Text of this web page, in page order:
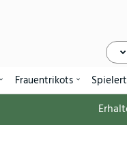
Frauentrikots